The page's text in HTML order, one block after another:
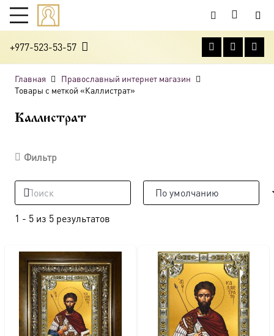
+977-523-53-57
Главная
Православный интернет магазин
Товары с меткой «Каллистрат»
Каллистрат
Фильтр
1 - 5 из 5 результатов